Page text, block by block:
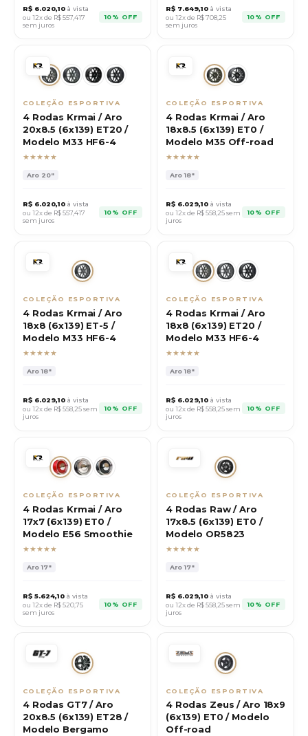
R$ 6.020,10 à vista
ou 12x de R$557,417
sem juros
10% OFF
R$ 7.649,10 à vista
ou 12x de R$708,25
sem juros
10% OFF
COLEÇÃO ESPORTIVA
4 Rodas Krmai / Aro
20x8.5 (6x139) ET20 /
Modelo M33 HF6-4
★★★★★
Aro 20"
R$ 6.020,10 à vista
ou 12x de R$557,417
sem juros
10% OFF
COLEÇÃO ESPORTIVA
4 Rodas Krmai / Aro
18x8.5 (6x139) ET0 /
Modelo M35 Off-road
★★★★★
Aro18"
R$ 6.029,10 à vista
ou 12x de R$558,25sem
juros
10% OFF
COLEÇÃO ESPORTIVA
4 Rodas Krmai / Aro
18x8 (6x139) ET-5 /
Modelo M33 HF6-4
★★★★★
Aro18"
R$ 6.029,10 à vista
ou 12x de R$558,25sem
juros
10% OFF
COLEÇÃO ESPORTIVA
4 Rodas Krmai / Aro
18x8 (6x139) ET20 /
Modelo M33 HF6-4
★★★★★
Aro18"
R$ 6.029,10 à vista
ou 12x de R$558,25sem
juros
10% OFF
COLEÇÃO ESPORTIVA
4 Rodas Krmai / Aro
17x7 (6x139) ET0 /
Modelo E56 Smoothie
★★★★★
Aro17"
R$ 5.624,10 à vista
ou 12x de R$520,75
sem juros
10% OFF
COLEÇÃO ESPORTIVA
4 Rodas Raw / Aro
17x8.5 (6x139) ET0 /
Modelo OR5823
★★★★★
Aro17"
R$ 6.029,10 à vista
ou 12x de R$558,25sem
juros
10% OFF
COLEÇÃO ESPORTIVA
4 Rodas GT7 / Aro
20x8.5 (6x139) ET28 /
Modelo Bergamo
COLEÇÃO ESPORTIVA
4 Rodas Zeus / Aro 18x9
(6x139) ET0 / Modelo
Off-road